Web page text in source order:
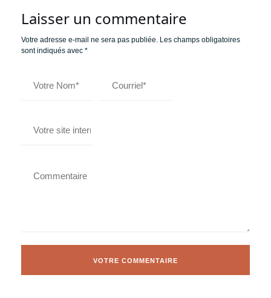
Laisser un commentaire
Votre adresse e-mail ne sera pas publiée. Les champs obligatoires
sont indiqués avec *